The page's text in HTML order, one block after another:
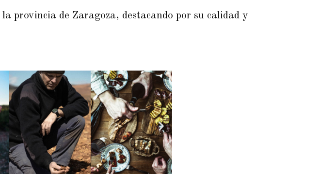
provincia de Zaragoza, destacando por su calidad y